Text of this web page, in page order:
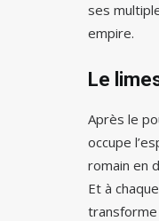
ses
empire.
Le
Après le
occupe
romain en
Et à
transforme